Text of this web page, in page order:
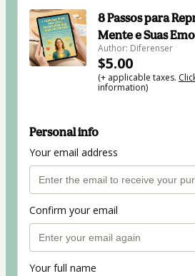
8 Passos para
Mente e Suas
Author: Diferenser
$5.00
(+ applicable taxes.
information)
Personal info
Your email address
Confirm your email
Your full name